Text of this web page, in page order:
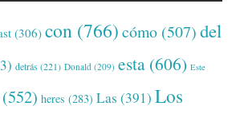
(306) con (766) cómo (507) del
detrás (221) Donald (209) esta (606) Este
(552) heres (283) Las (391) Los